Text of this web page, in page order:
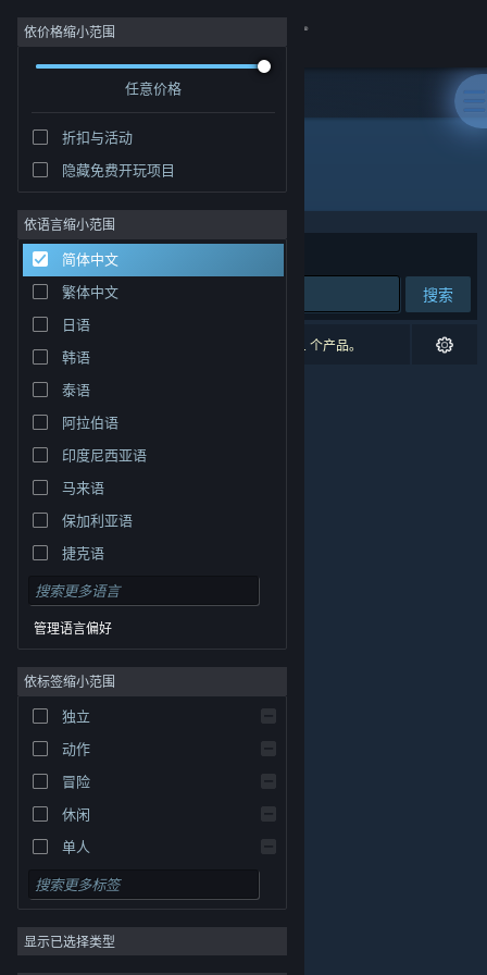
登录
社区
关于
客服
更改语言
获取 Steam 手机应用
查看桌面版网站
© Valve Corporation。保留所有权利。所有商标均为其在
美国及其它国家/地区的各自持有者所有。隐私政策|法
律信息|无障碍|Steam 订户协议
依价格缩小范围
任意价格
折扣与活动
隐藏免费开玩项目
依语言缩小范围
简体中文
繁体中文
日语
韩语
泰语
阿拉伯语
印度尼西亚语
马来语
保加利亚语
捷克语
丹麦语
德语
英语
西班牙语 - 西班牙
西班牙语 - 拉丁美洲
希腊语
管理语言偏好
依标签缩小范围
独立
动作
冒险
休闲
单人
模拟
角色扮演
策略
显示已选择类型
开发者: Ghost Gaming
排序依据 相关性
搜索
0 个匹配的搜索结果。 根据您的偏好，已排除了 1 个产品。